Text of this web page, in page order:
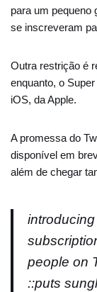
para um pequeno
se inscreveram
Outra restrição é
enquanto, o
iOS, da Apple.
A promessa do
disponível em
além de chegar
people on
::puts